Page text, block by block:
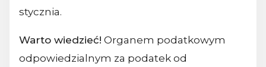
stycznia.
Warto wiedzieć! Organem podatkowym
odpowiedzialnym za podatek od